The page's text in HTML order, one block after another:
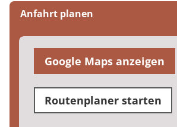
Anfahrt planen
Google Maps anzeigen
Routenplaner starten